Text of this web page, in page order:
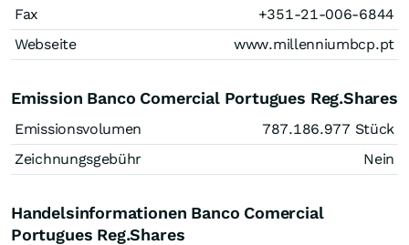
Fax
+351-21-006-6844
Webseite
www.millenniumbcp.pt
Emission Banco Comercial Portugues Reg.Shares
Emissionsvolumen 787.186.977 Stück
Zeichnungsgebühr
Nein
Handelsinformationen Banco Comercial
Portugues Reg.Shares